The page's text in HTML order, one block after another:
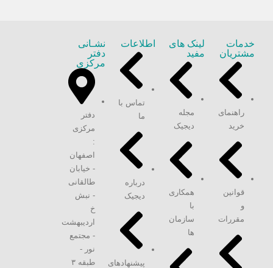
خدمات
مشتریان
راهنمای
خرید
قوانین
و
مقررات
لینک های
مفید
مجله
دیجیک
همکاری
با
سازمان
ها
اطلاعات
تماس با
ما
درباره
دیجیک
پیشنهادهای
نشـانی
دفتر
مرکزی
دفتر
مرکزی
:
اصفهان
- خیابان
طالقانی
- نبش
خ
اردیبهشت
- مجتمع
نور -
طبقه ۳